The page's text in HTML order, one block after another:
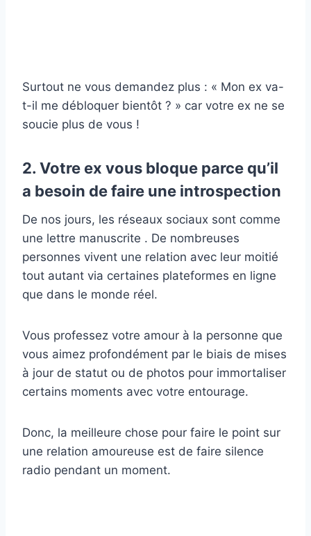
Surtout ne vous demandez plus : « Mon ex va-
t-il me débloquer bientôt ? » car votre ex ne se
soucie plus de vous !
2. Votre ex vous bloque parce qu’il
a besoin de faire une introspection
De nos jours, les réseaux sociaux sont comme
une lettre manuscrite . De nombreuses
personnes vivent une relation avec leur moitié
tout autant via certaines plateformes en ligne
que dans le monde réel.
Vous professez votre amour à la personne que
vous aimez profondément par le biais de mises
à jour de statut ou de photos pour immortaliser
certains moments avec votre entourage.
Donc, la meilleure chose pour faire le point sur
une relation amoureuse est de faire silence
radio pendant un moment.